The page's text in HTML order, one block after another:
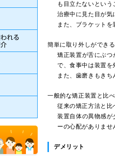
も目立たないという
治療中に見た目が気
また、ブラケット
簡単に取り外しができる
矯正装置が舌にぶ
で、食事中は装置を
また、歯磨きもき
一般的な矯正装置と比
従来の矯正方法と
装置自体の異物感
ーの心配がありませ
デメリット